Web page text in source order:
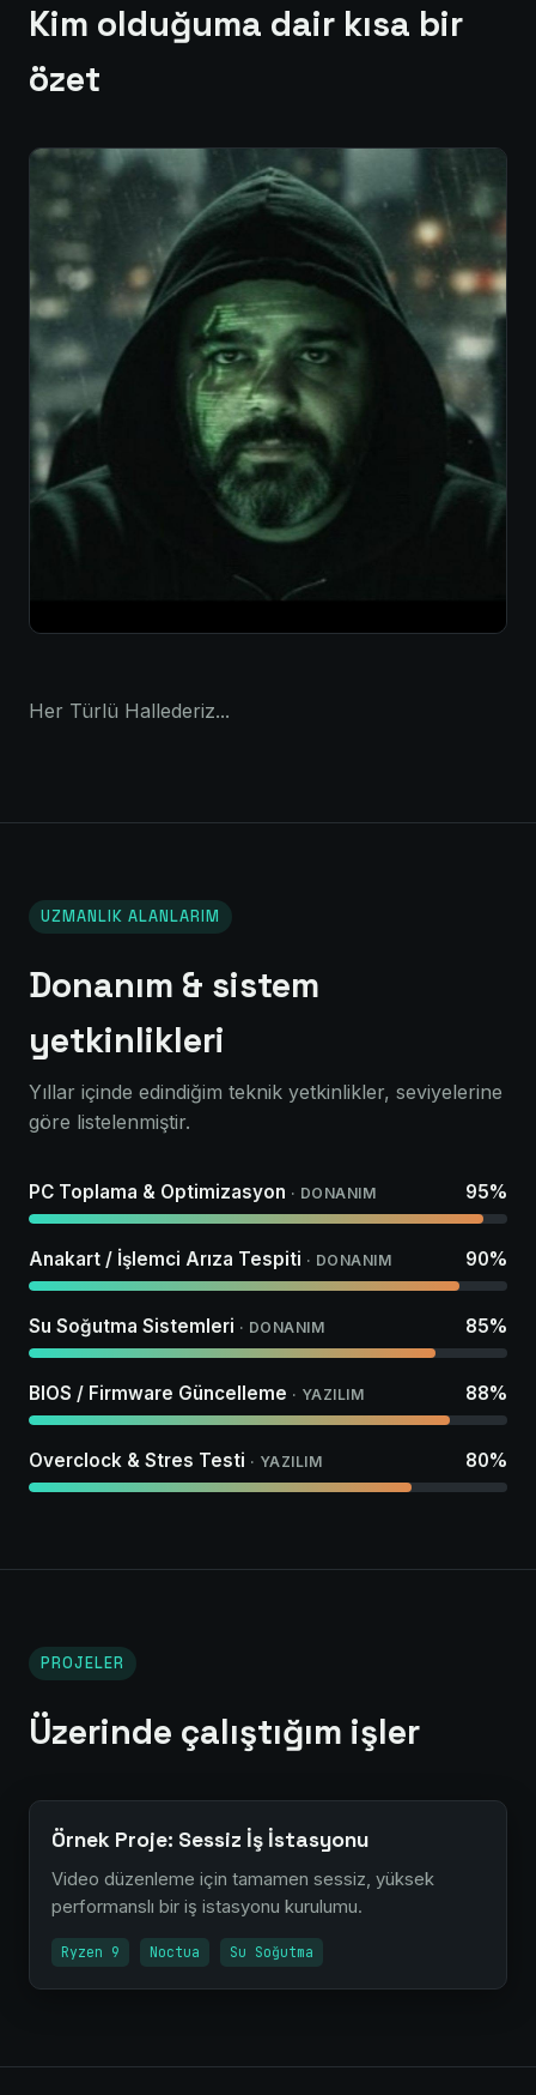
Kim olduğuma dair kısa bir
özet
Her Türlü Hallederiz...
UZMANLIK ALANLARIM
Donanım & sistem
yetkinlikleri
Yıllar içinde edindiğim teknik yetkinlikler, seviyelerine
göre listelenmiştir.
PC Toplama & Optimizasyon · DONANIM 95%
Anakart / İşlemci Arıza Tespiti · DONANIM 90%
Su Soğutma Sistemleri · DONANIM 85%
BIOS / Firmware Güncelleme · YAZILIM 88%
Overclock & Stres Testi · YAZILIM 80%
PROJELER
Üzerinde çalıştığım işler
Örnek Proje: Sessiz İş İstasyonu
Video düzenleme için tamamen sessiz, yüksek
performanslı bir iş istasyonu kurulumu.
Ryzen 9 Noctua Su Soğutma